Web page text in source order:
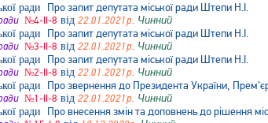
Про запит депутата міської ради Штепи Н.І.
№4-II-8 від 22.01.2021р. Чинний
Про запит депутата міської ради Штепи Н.І.
№3-II-8 від 22.01.2021р. Чинний
Про запит депутата міської ради Штепи Н.І.
№2-II-8 від 22.01.2021р. Чинний
Про звернення до Президента України,
№1-II-8 від 22.01.2021р. Чинний
Про внесення змін та доповнень до рішення